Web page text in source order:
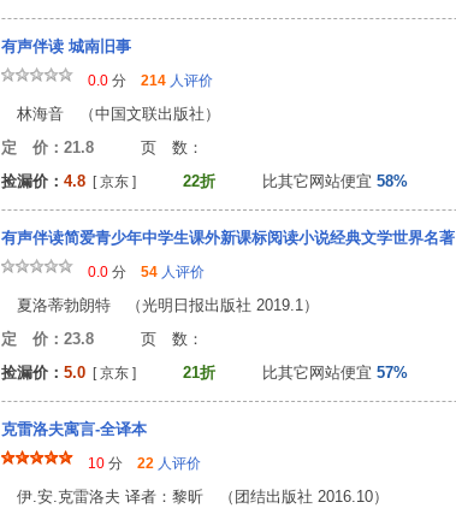
有声伴读 城南旧事
0.0 分 214 人评价
林海音 （中国文联出版社）
定 价：21.8 页 数：
捡漏价： 4.8 [ 京东 ] 22折 比其它网站便宜 58%
有声伴读简爱青少年中学生课外新课标阅读小说经典文学世界名著
0.0 分 54 人评价
夏洛蒂勃朗特 （光明日报出版社 2019.1）
定 价：23.8 页 数：
捡漏价： 5.0 [ 京东 ] 21折 比其它网站便宜 57%
克雷洛夫寓言-全译本
10 分 22 人评价
伊.安.克雷洛夫 译者：黎昕 （团结出版社 2016.10）